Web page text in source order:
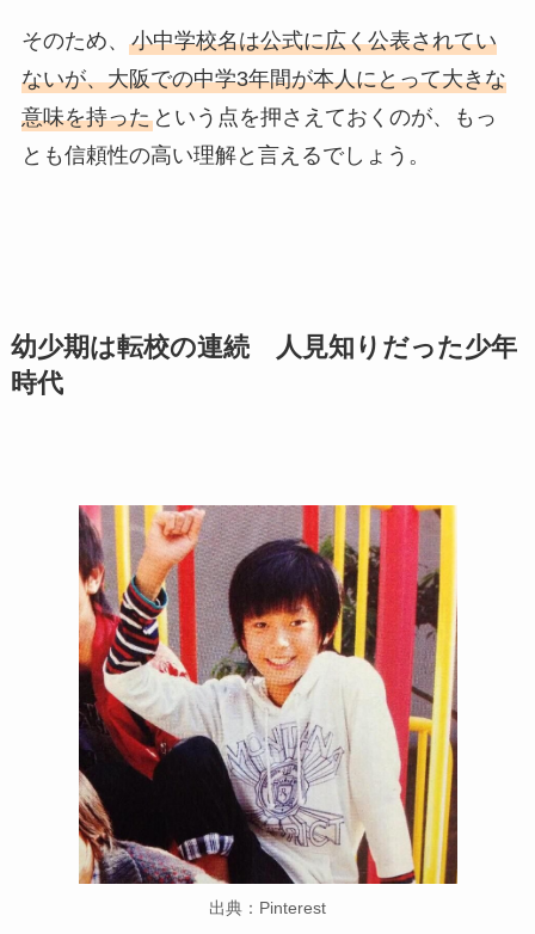
そのため、 小中学校名は公式に広く公表されてい
ないが、大阪での中学3年間が本人にとって大きな
意味を持ったという点を押さえておくのが、もっ
とも信頼性の高い理解と言えるでしょう。
幼少期は転校の連続 人見知りだった少年
時代
出典：Pinterest